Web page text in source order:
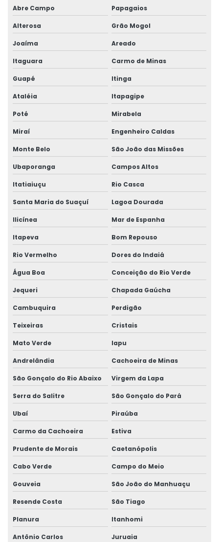
Abre Campo Papagaios
Alterosa Grão Mogol
Joaíma Areado
Itaguara Carmo de Minas
Guapé Itinga
Ataléia Itapagipe
Poté Mirabela
Miraí Engenheiro Caldas
Monte Belo São João das Missões
Ubaporanga Campos Altos
Itatiaiuçu Rio Casca
Santa Maria do Suaçuí Lagoa Dourada
Ilicínea Mar de Espanha
Itapeva Bom Repouso
Rio Vermelho Dores do Indaiá
Água Boa Conceição do Rio Verde
Jequeri Chapada Gaúcha
Cambuquira Perdigão
Teixeiras Cristais
Mato Verde Iapu
Andrelândia Cachoeira de Minas
São Gonçalo do Rio Abaixo Virgem da Lapa
Serra do Salitre São Gonçalo do Pará
Ubaí Piraúba
Carmo da Cachoeira Estiva
Prudente de Morais Caetanópolis
Cabo Verde Campo do Meio
Gouveia São João do Manhuaçu
Resende Costa São Tiago
Planura Itanhomi
Antônio Carlos Juruaia